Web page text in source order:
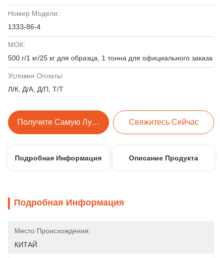
Номер Модели:
1333-86-4
МОК:
500 г/1 кг/25 кг для образца, 1 тонна для официального заказа
Условия Оплаты:
Л/К, Д/А, Д/П, Т/Т
Получите Самую Лучшую ЦенуСвяжитесь Сейчас
Подробная Информация Описание Продукта
Подробная Информация
Место Происхождения:
КИТАЙ